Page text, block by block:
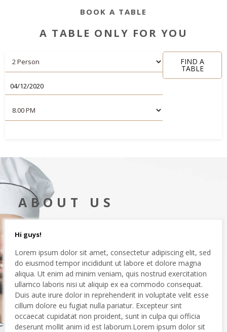
BOOK A TABLE
A TABLE ONLY FOR YOU
FIND A
TABLE
ABOUT US
Hi guys!
Lorem ipsum dolor sit amet, consectetur adipiscing elit, sed
do eiusmod tempor incididunt ut labore et dolore magna
aliqua. Ut enim ad minim veniam, quis nostrud exercitation
ullamco laboris nisi ut aliquip ex ea commodo consequat.
Duis aute irure dolor in reprehenderit in voluptate velit esse
cillum dolore eu fugiat nulla pariatur. Excepteur sint
occaecat cupidatat non proident, sunt in culpa qui officia
deserunt mollit anim id est laborum.Lorem ipsum dolor sit